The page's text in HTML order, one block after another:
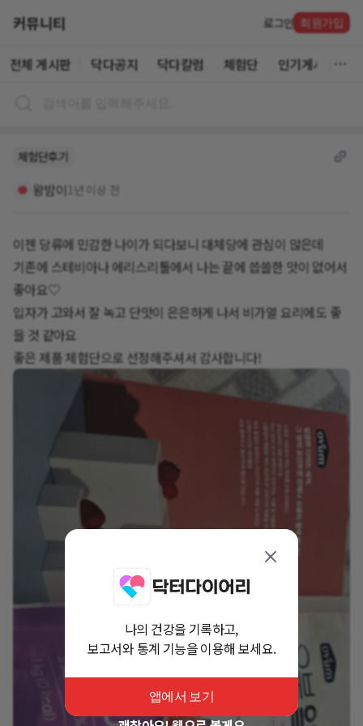
커뮤니티 로그인 회원가입
전체 게시판 닥다공지 닥다칼럼 체험단 인기게시글
체험단후기
왕밤이 1년 이상 전
이젠 당류에 민감한 나이가 되다보니 대체당에 관심이 많은데
기존에 스테비아나 에리스리톨에서 나는 끝에 씁쓸한 맛이 없어서
좋아요♡
입자가 고와서 잘 녹고 단맛이 은은하게 나서 비가열 요리에도 좋
을 것 같아요
좋은 제품 체험단으로 선정해주셔서 감사합니다!
나의 건강을 기록하고,
보고서와 통계 기능을 이용해 보세요.
앱에서 보기